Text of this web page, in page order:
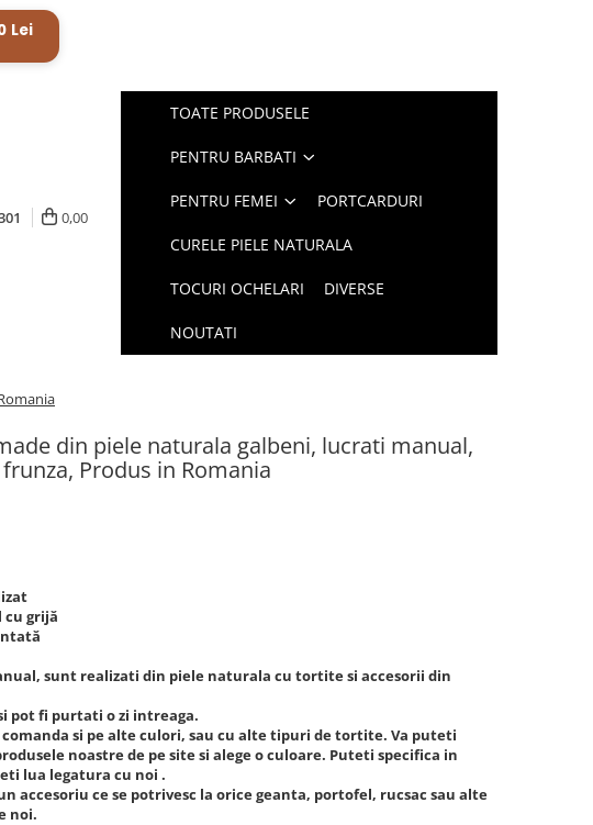
Lei
0,00
TOATE PRODUSELE
PENTRU BARBATI
PENTRU FEMEI PORTCARDURI
CURELE PIELE NATURALA
TOCURI OCHELARI DIVERSE
NOUTATI
din piele naturala galbeni, lucrati manual,
Produs in Romania
grijă
sunt realizati din piele naturala cu tortite si accesorii din
pot fi purtati o zi intreaga.
si pe alte culori, sau cu alte tipuri de tortite. Va puteti
noastre de pe site si alege o culoare. Puteti specifica in
lua legatura cu noi .
accesoriu ce se potrivesc la orice geanta, portofel, rucsac sau alte
noi.